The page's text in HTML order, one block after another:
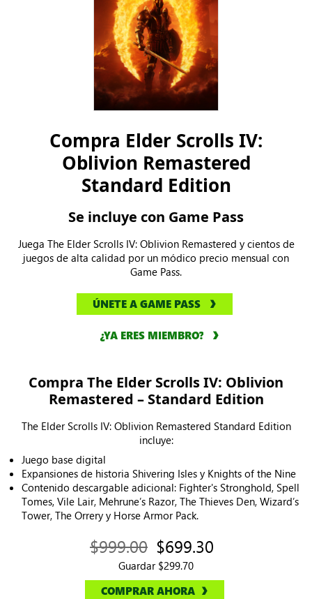
Compra Elder Scrolls IV:
Oblivion Remastered
Standard Edition
Se incluye con Game Pass
Juega The Elder Scrolls IV: Oblivion Remastered y cientos de
juegos de alta calidad por un módico precio mensual con
Game Pass.
ÚNETE A GAME PASS
¿YA ERES MIEMBRO?
Compra The Elder Scrolls IV: Oblivion
Remastered – Standard Edition
The Elder Scrolls IV: Oblivion Remastered Standard Edition
incluye:
Juego base digital
Expansiones de historia Shivering Isles y Knights of the Nine
Contenido descargable adicional: Fighter's Stronghold, Spell
Tomes, Vile Lair, Mehrune’s Razor, The Thieves Den, Wizard’s
Tower, The Orrery y Horse Armor Pack.
$999.00 $699.30
Guardar $299.70
COMPRAR AHORA